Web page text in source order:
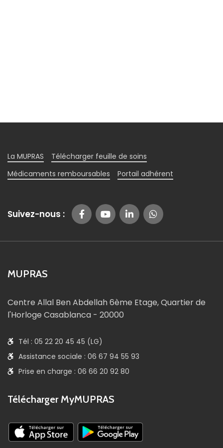
La MUPRAS
Télécharger feuille de soins
Médicaments remboursables
Portail adhérent
Suivez-nous :
MUPRAS
Centre Allal Ben Abdellah 6ème Etage, Quartier de
l'Horloge Casablanca - 20000
Tél : 05 22 20 45 45 (LG)
Assistance sociale : 06 67 94 55 93
Prise en charge : 06 66 20 92 80
Télécharger MyMUPRAS